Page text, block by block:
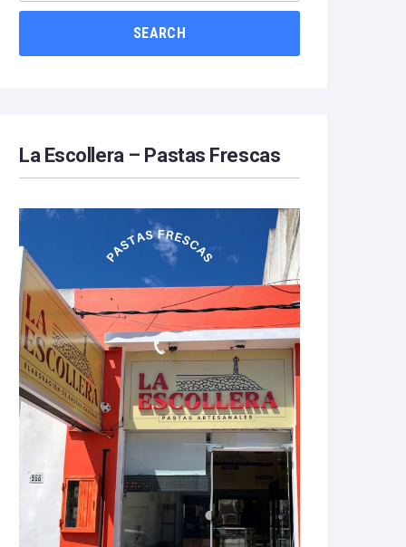
SEARCH
La Escollera – Pastas Frescas